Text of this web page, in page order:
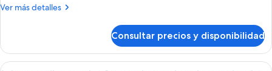
de
bañera
Ver más detalles
Más
estudio
junior,
Consultar precios y disponibilidad
Abrir
Un dormitorio con cama con dosel,